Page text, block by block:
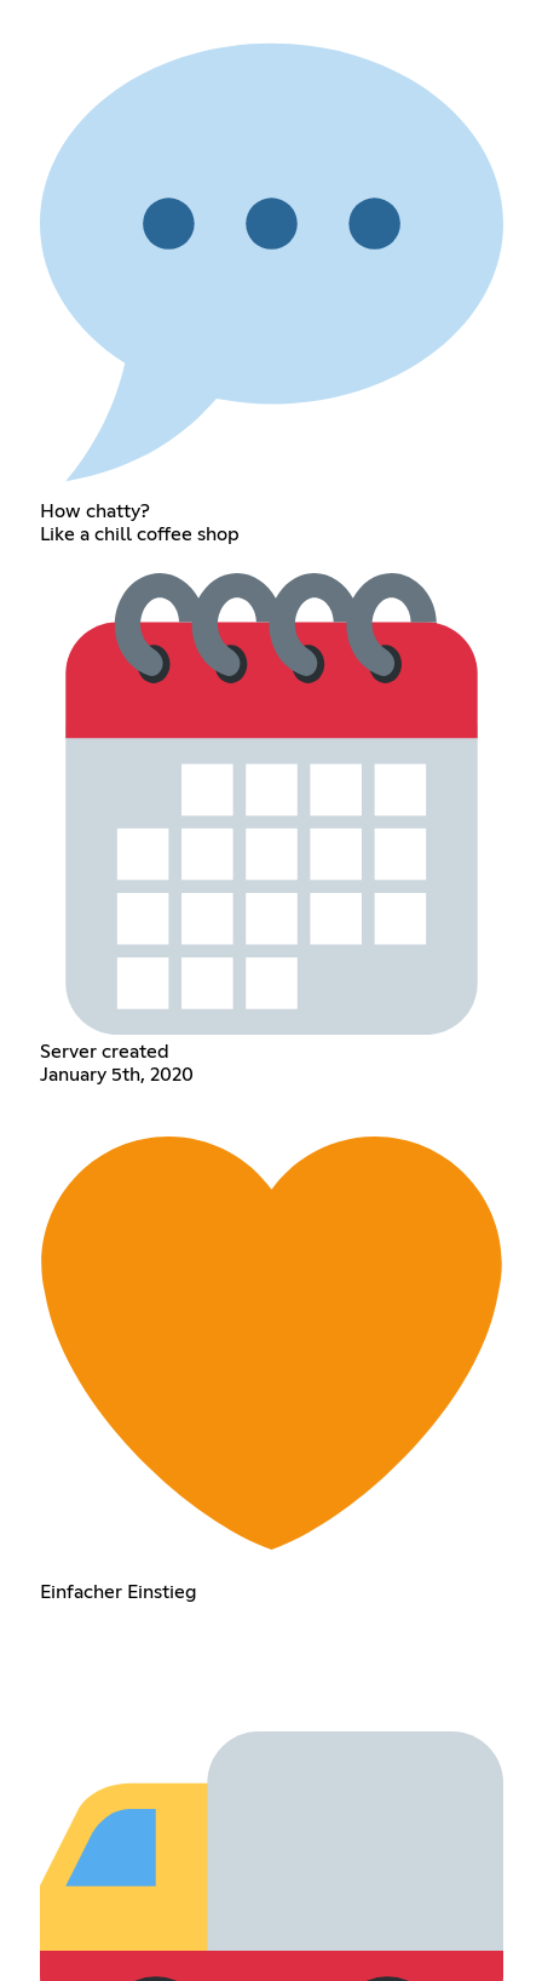
How chatty?
Like a chill coffee shop
Server created
January 5th, 2020
Einfacher Einstieg